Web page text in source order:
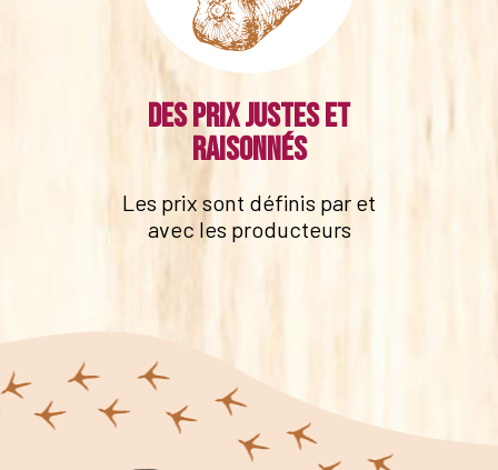
Des prix justes et
raisonnés
Les prix sont définis par et
avec les producteurs